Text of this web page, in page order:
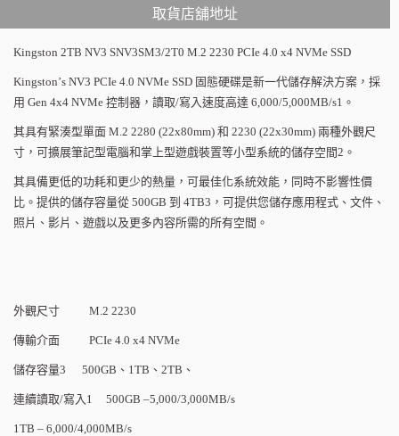
取貨店舖地址
Kingston 2TB NV3 SNV3SM3/2T0 M.2 2230 PCIe 4.0 x4 NVMe SSD
Kingston’s NV3 PCIe 4.0 NVMe SSD 固態硬碟是新一代儲存解決方案，採
用 Gen 4x4 NVMe 控制器，讀取/寫入速度高達 6,000/5,000MB/s1 。
其具有緊湊型單面 M.2 2280 (22x80mm) 和 2230 (22x30mm) 兩種外觀尺
寸，可擴展筆記型電腦和掌上型遊戲裝置等小型系統的儲存空間2 。
其具備更低的功耗和更少的熱量，可最佳化系統效能，同時不影響性價
比。提供的儲存容量從 500GB 到 4TB3 ，可提供您儲存應用程式、文件、
照片、影片、遊戲以及更多內容所需的所有空間。
外觀尺寸 M.2 2230
傳輸介面 PCIe 4.0 x4 NVMe
儲存容量3 500GB 、 1TB 、 2TB 、
連續讀取/寫入 1 500GB –5,000/3,000MB/s
1TB – 6,000/4,000MB/s